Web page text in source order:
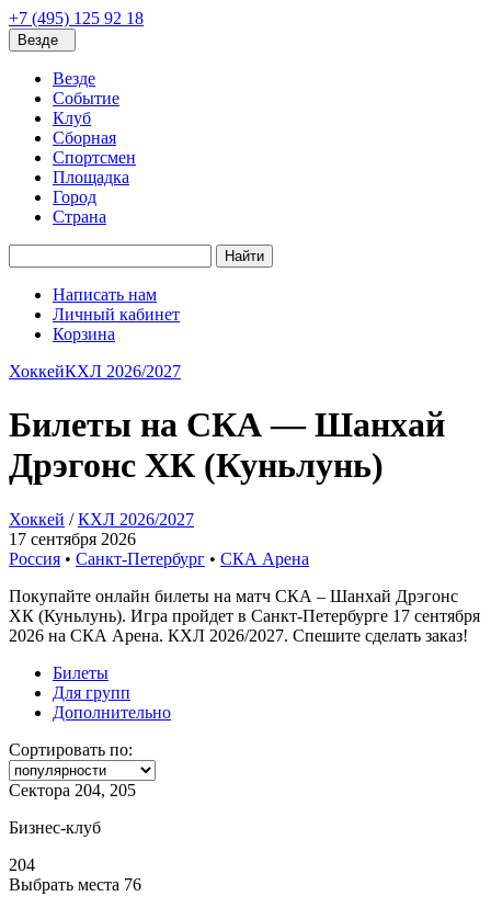
+7 (495) 125 92 18
Везде
Везде
Событие
Клуб
Сборная
Спортсмен
Площадка
Город
Страна
Найти
Написать нам
Личный кабинет
Корзина
ХоккейКХЛ 2026/2027
Билеты на СКА — Шанхай
Дрэгонс ХК (Куньлунь)
Хоккей /КХЛ 2026/2027
17 сентября 2026
Россия • Санкт-Петербург • СКА Арена
Покупайте онлайн билеты на матч СКА – Шанхай Дрэгонс
ХК (Куньлунь). Игра пройдет в Санкт-Петербурге 17 сентября
2026 на СКА Арена. КХЛ 2026/2027. Спешите сделать заказ!
Билеты
Для групп
Дополнительно
Сортировать по:
Сектора 204, 205
Бизнес-клуб
204
Выбрать места 76